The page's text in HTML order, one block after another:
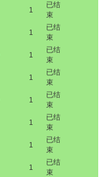
1
已结
束
1
已结
束
1
已结
束
1
已结
束
1
已结
束
1
已结
束
1
已结
束
1
已结
束